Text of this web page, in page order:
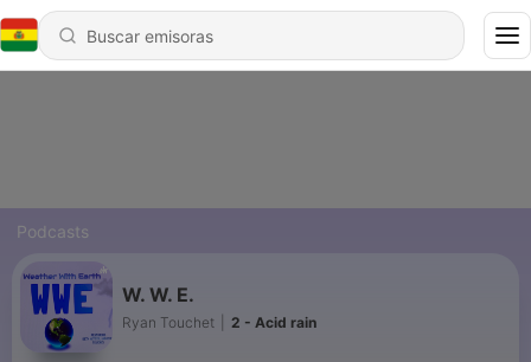
Podcasts
W. W. E.
Ryan Touchet 2 - Acid rain